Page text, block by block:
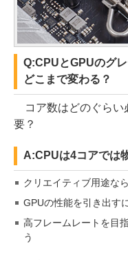
Q:CPUとGPUのグ
どこまで変わる？
コア数はどのぐらい
要？
A:CPUは4コアでは
クリエイティブ用途な
GPUの性能を引き出す
高フレームレートを目
う